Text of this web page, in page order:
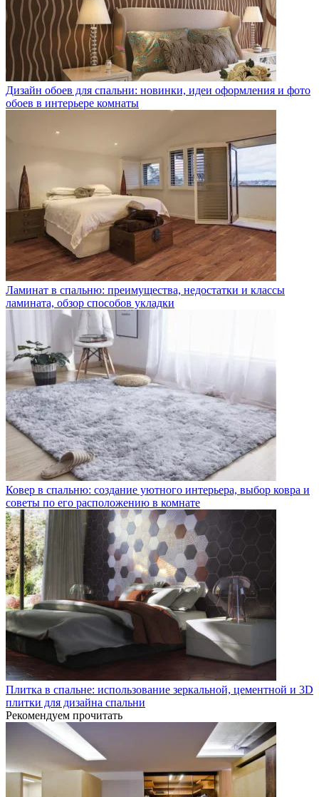
Дизайн обоев для спальни: новинки, идеи оформления и фото
обоев в интерьере комнаты
Ламинат в спальню: преимущества, недостатки и классы
ламината, обзор способов укладки
Ковер в спальню: создание уютного интерьера, выбор ковра и
советы по его расположению в комнате
Плитка в спальне: использование зеркальной, цементной и 3D
плитки для дизайна спальни
Рекомендуем прочитать